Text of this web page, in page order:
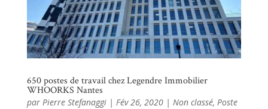
650 postes de travail chez Legendre Immobilier
WHOORKS Nantes
par Pierre Stefanaggi| Fév 26, 2020| Non classé, Poste